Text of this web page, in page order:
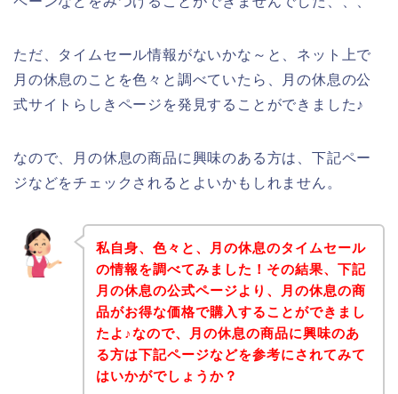
ただ、タイムセール情報がないかな～と、ネット上で
月の休息のことを色々と調べていたら、月の休息の公
式サイトらしきページを発見することができました♪
なので、月の休息の商品に興味のある方は、下記ペー
ジなどをチェックされるとよいかもしれません。
私自身、色々と、月の休息のタイムセール
の情報を調べてみました！その結果、下記
月の休息の公式ページより、月の休息の商
品がお得な価格で購入することができまし
たよ♪なので、月の休息の商品に興味のあ
る方は下記ページなどを参考にされてみて
はいかがでしょうか？